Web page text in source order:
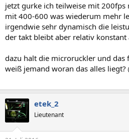
jetzt gurke ich teilweise mit 200fps
mit 400-600 was wiederum mehr
irgendwie sehr dynamisch die
der takt bleibt aber relativ
dazu halt die microruckler und das
weiß jemand woran das alles liegt?
etek_2
Lieutenant